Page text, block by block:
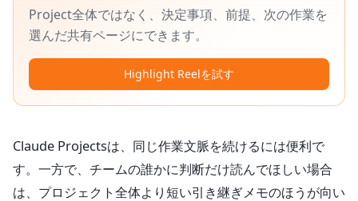
Project全体ではなく、決定事項、前提、次の作業を
選んだ共有ページにできます。
Highlight Reelを試す
Claude Projectsは、同じ作業文脈を続けるには便利で
す。一方で、チームの誰かに判断だけ読んでほしい場合
は、プロジェクト全体より短い引き継ぎメモのほうが向い